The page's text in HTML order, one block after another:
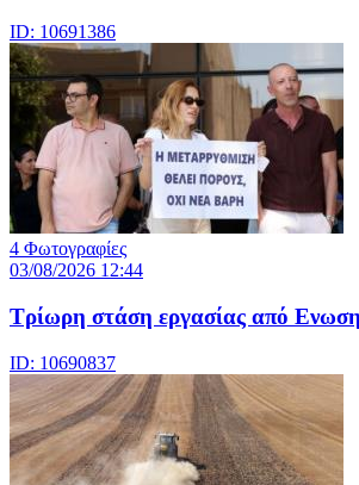
ID: 10691386
4 Φωτογραφίες
03/08/2026 12:44
Τρίωρη στάση εργασίας από
ID: 10690837